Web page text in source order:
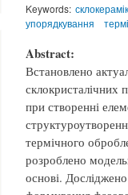
Keywords:
упорядкування
Abstract:
Встановлено
склокристалічних
при створенні
термічного
розроблено
основі.